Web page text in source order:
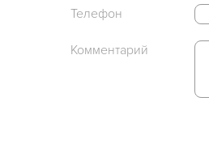
Телефон
Комментарий